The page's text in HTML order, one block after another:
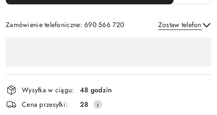
Zamówienie telefoniczne: 690 566 720 Zostaw telefon
płatność
i
dostawa
Wysyłka w ciągu:
48 godzin
Cena przesyłki:
28